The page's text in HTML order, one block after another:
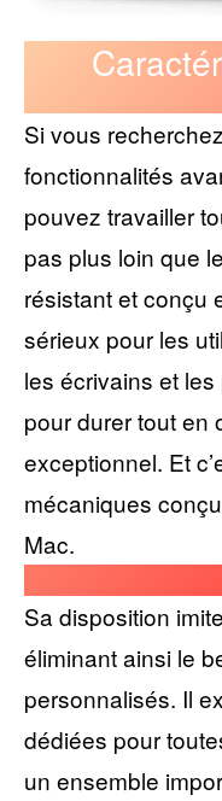
Si vous
fonctionnalités
pouvez travailler
pas plus loin que
résistant et conçu
sérieux pour les
les écrivains et
pour durer tout en
exceptionnel. Et
mécaniques
Mac.
Sa disposition
éliminant ainsi le
personnalisés. Il
dédiées pour
un ensemble